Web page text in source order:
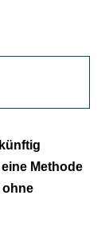
Methode
ohne